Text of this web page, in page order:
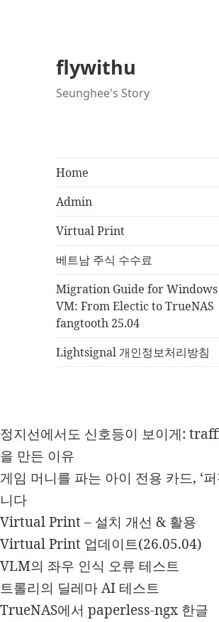
flywithu
Seunghee's Story
Home
Admin
Virtual Print
베트남 주식 수수료
Migration Guide for Windows
VM: From Electic to TrueNAS
fangtooth 25.04
Lightsignal 개인정보처리방침
정지선에서도 신호등이 보이게:
을 만든 이유
게임 머니를 파는 아이 전용 카드, ‘
니다
Virtual Print – 설치 개선 & 활용
Virtual Print 업데이트(26.05.04)
VLM의 좌우 인식 오류 테스트
트롤리의 딜레마 AI 테스트
TrueNAS에서 paperless-ngx 한글